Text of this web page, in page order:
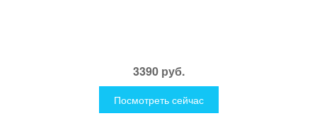
3390 руб.
Посмотреть сейчас